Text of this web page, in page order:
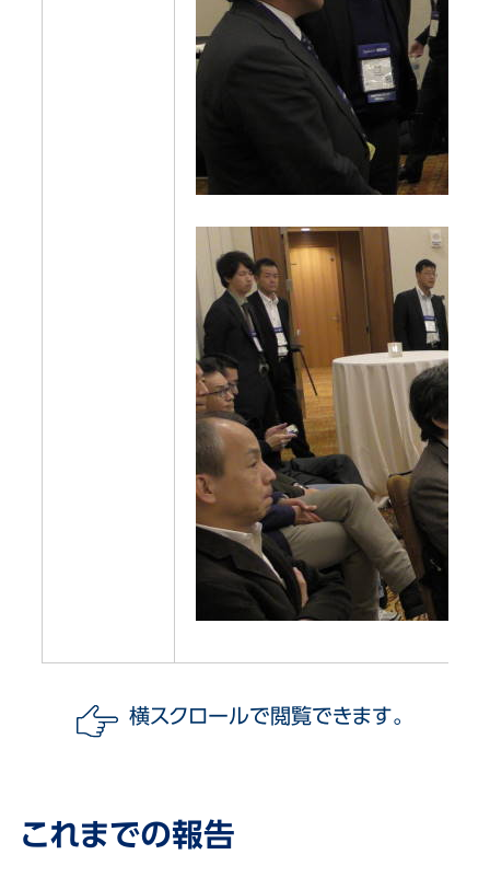
横スクロールで閲覧できます。
これまでの報告